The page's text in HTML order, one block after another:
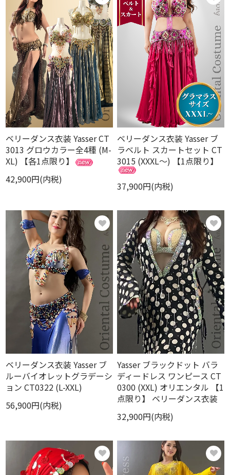
ベリーダンス衣装 Yasser CT
3013 グロウカラー全4種 (M-
XL) 【各1点限り】
42,900円(内税)
ベリーダンス衣装 Yasser ブ
ラベルト スカートセット CT
3015 (XXXL～) 【1点限り】
37,900円(内税)
ベリーダンス衣装 Yasser ブ
ルーバイオレットグラデーシ
ョン CT0322 (L-XXL)
56,900円(内税)
Yasser ブラックドット バラ
ディードレス ワンピース CT
0300 (XXL) オリエンタル 【1
点限り】 ベリーダンス衣装
32,900円(内税)